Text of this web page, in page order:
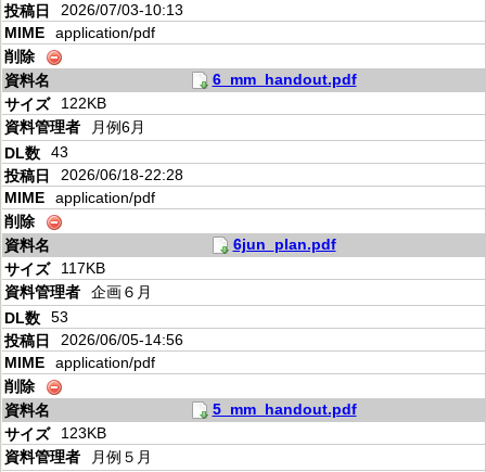
2026/07/03-10:13
application/pdf
6_mm_handout.pdf
122KB
月例6月
43
2026/06/18-22:28
application/pdf
6jun_plan.pdf
117KB
企画６月
53
2026/06/05-14:56
application/pdf
5_mm_handout.pdf
123KB
月例５月